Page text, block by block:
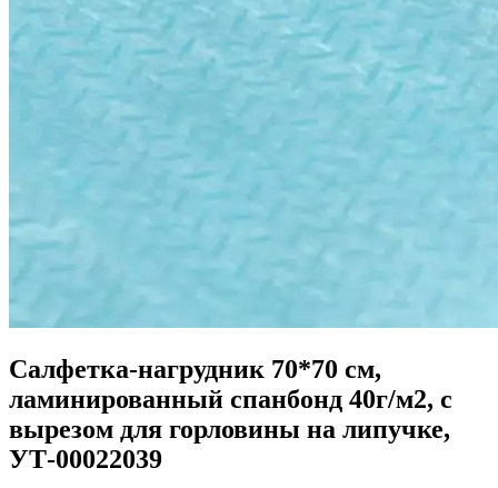
Салфетка-нагрудник 70*70 см,
ламинированный спанбонд 40г/м2, с
вырезом для горловины на липучке,
УТ-00022039